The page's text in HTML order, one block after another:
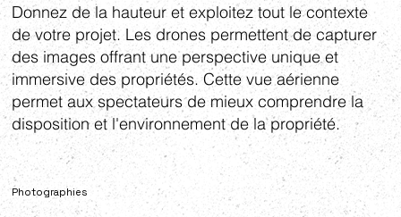
Photographies
Donnez de la hauteur et exploitez tout le contexte
de votre projet. Les drones permettent de capturer
des images offrant une perspective unique et
immersive des propriétés. Cette vue aérienne
permet aux spectateurs de mieux comprendre la
disposition et l'environnement de la propriété.